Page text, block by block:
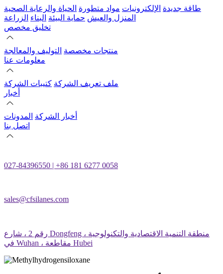
طاقة جديدة الإلكترونيات مواد متطورة الحياة والرعاية الصحية
المنزل والعيش حماية البيئة البناء الزراعة
تخليق مخصص
منتجات مخصصة التوليف والمعالجة
معلومات عنا
ملف تعريف الشركة كتيبات الشركة
أخبار
أخبار الشركة المدونات
اتصل بنا
027-84396550 | +86 181 6277 0058
sales@cfsilanes.com
رقم 2 ، شارع Dongfeng ، منطقة التنمية الاقتصادية والتكنولوجية
في Wuhan ، مقاطعة Hubei